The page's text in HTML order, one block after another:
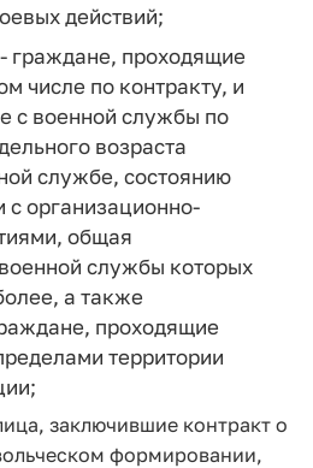
действий;
- граждане, проходящие
числе по контракту, и
с военной службы по
возраста
службе, состоянию
с организационно-
общая
службы которых
а также
проходящие
территории
заключившие контракт о
формировании,